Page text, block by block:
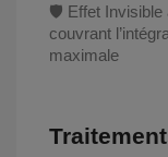
🛡️ Effet Invisible
couvrant
maximale